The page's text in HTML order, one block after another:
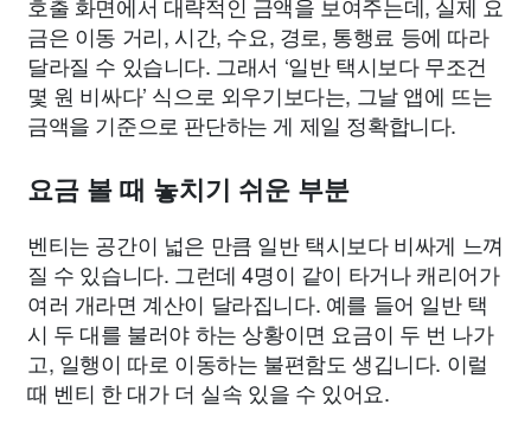
금은 이동 거리, 시간, 수요, 경로, 통행료 등에 따라
달라질 수 있습니다. 그래서 ‘일반 택시보다 무조건
몇 원 비싸다’ 식으로 외우기보다는, 그날 앱에 뜨는
금액을 기준으로 판단하는 게 제일 정확합니다.
요금 볼 때 놓치기 쉬운 부분
벤티는 공간이 넓은 만큼 일반 택시보다 비싸게 느껴
질 수 있습니다. 그런데 4명이 같이 타거나 캐리어가
여러 개라면 계산이 달라집니다. 예를 들어 일반 택
시 두 대를 불러야 하는 상황이면 요금이 두 번 나가
고, 일행이 따로 이동하는 불편함도 생깁니다. 이럴
때 벤티 한 대가 더 실속 있을 수 있어요.